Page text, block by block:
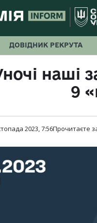
ДОВІДНИК РЕКРУТА
наші
9
2023, 7:56Прочитаєте